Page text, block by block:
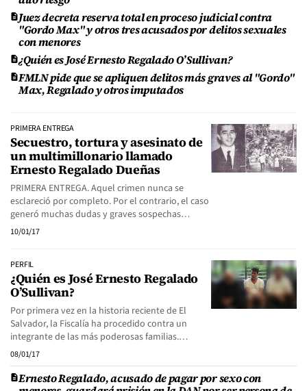
Juez decreta reserva total en proceso judicial contra
"Gordo Max" y otros tres acusados por delitos sexuales
con menores
¿Quién es José Ernesto Regalado O’Sullivan?
FMLN pide que se apliquen delitos más graves al "Gordo"
Max, Regalado y otros imputados
PRIMERA ENTREGA
Secuestro, tortura y asesinato de
un multimillonario llamado
Ernesto Regalado Dueñas
PRIMERA ENTREGA. Aquel crimen nunca se
esclareció por completo. Por el contrario, el caso
generó muchas dudas y graves sospechas…
10/01/17
PERFIL
¿Quién es José Ernesto Regalado
O’Sullivan?
Por primera vez en la historia reciente de El
Salvador, la Fiscalía ha procedido contra un
integrante de las más poderosas familias.…
08/01/17
Ernesto Regalado, acusado de pagar por sexo con